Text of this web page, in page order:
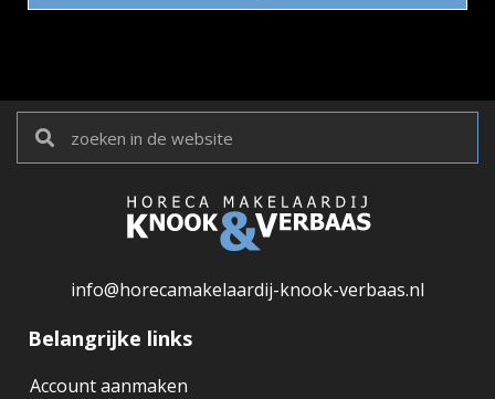
info@horecamakelaardij-knook-verbaas.nl
Belangrijke links
Account aanmaken